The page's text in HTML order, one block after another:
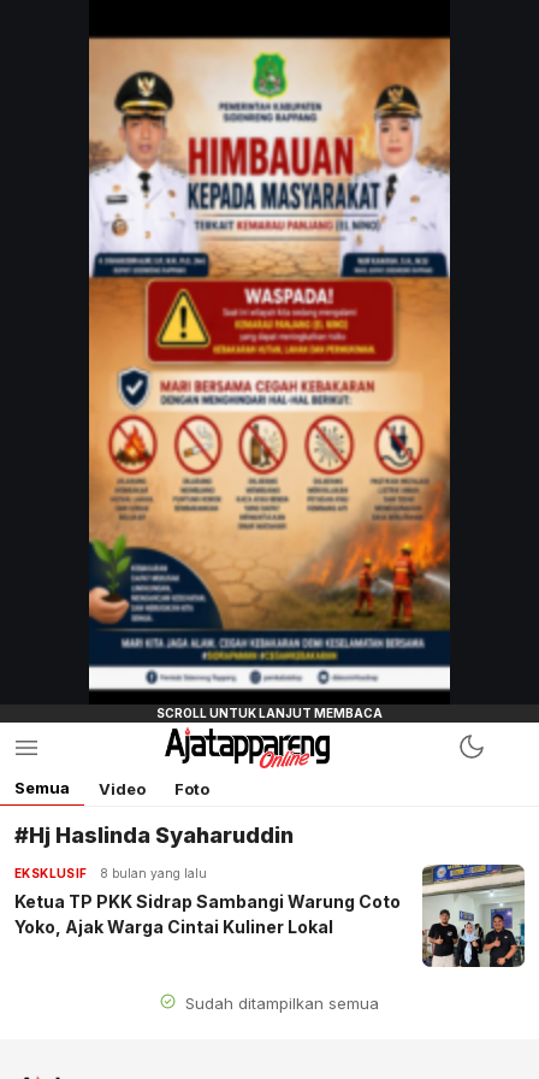
Semua Video Foto
#Hj Haslinda Syaharuddin
EKSKLUSIF 8 bulan yang lalu
Ketua TP PKK Sidrap Sambangi Warung Coto
Yoko, Ajak Warga Cintai Kuliner Lokal
Sudah ditampilkan semua